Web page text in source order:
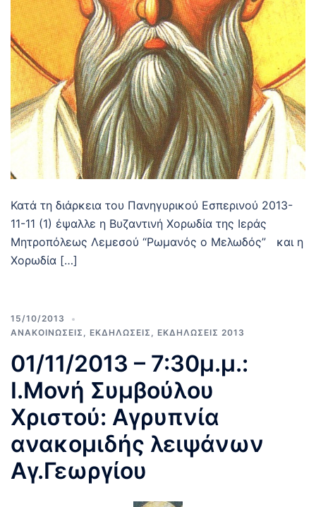
Κατά τη διάρκεια του Πανηγυρικού Εσπερινού 2013-
11-11 (1) έψαλλε η Βυζαντινή Χορωδία της Ιεράς
Μητροπόλεως Λεμεσού “Ρωμανός ο Μελωδός” και η
Χορωδία […]
15/10/2013
ΑΝΑΚΟΙΝΩΣΕΙΣ
ΕΚΔΗΛΩΣΕΙΣ ΕΚΔΗΛΩΣΕΙΣ 2013
01/11/2013 – 7:30μ.μ.:
Ι.Μονή Συμβούλου
Χριστού: Αγρυπνία
ανακομιδής λειψάνων
Αγ.Γεωργίου